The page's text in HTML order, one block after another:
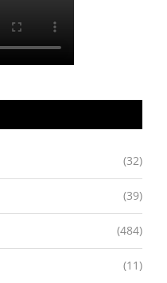
(32)
(39)
(484)
(11)